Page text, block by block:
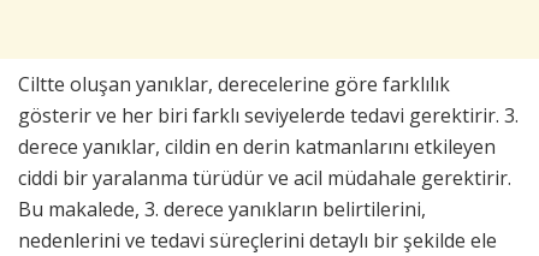
Ciltte oluşan yanıklar, derecelerine göre farklılık
gösterir ve her biri farklı seviyelerde tedavi gerektirir. 3.
derece yanıklar, cildin en derin katmanlarını etkileyen
ciddi bir yaralanma türüdür ve acil müdahale gerektirir.
Bu makalede, 3. derece yanıkların belirtilerini,
nedenlerini ve tedavi süreçlerini detaylı bir şekilde ele